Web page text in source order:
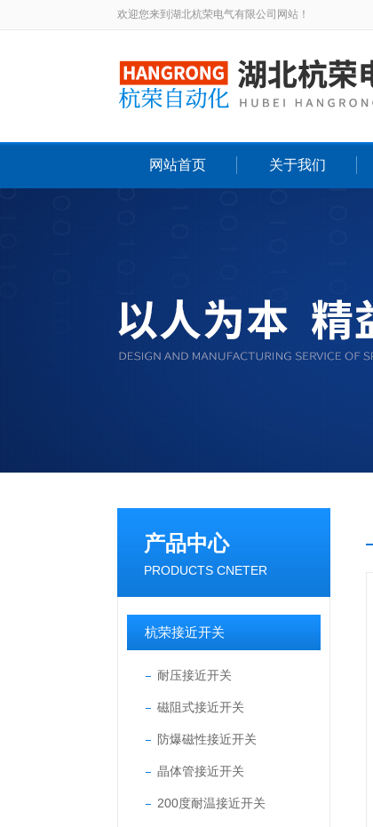
欢迎您来到湖北杭荣电气有限公司网站！
网站首页 关于我们
产品中心
PRODUCTS CNETER
杭荣接近开关
耐压接近开关
磁阻式接近开关
防爆磁性接近开关
晶体管接近开关
200度耐温接近开关